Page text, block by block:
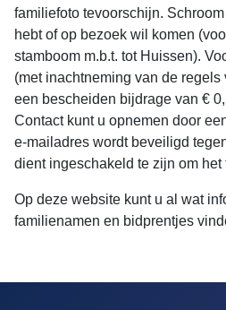
familiefoto tevoorschijn.
hebt of op bezoek wil komen
stamboom m.b.t. tot Huissen).
(met inachtneming van de
een bescheiden bijdrage van €
Contact kunt u opnemen door
e-mailadres wordt beveiligd
dient ingeschakeld te zijn om het
Op deze website kunt u al wat
familienamen en bidprentjes